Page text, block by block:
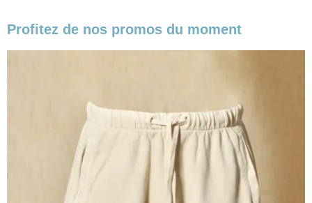
Profitez de nos promos du moment